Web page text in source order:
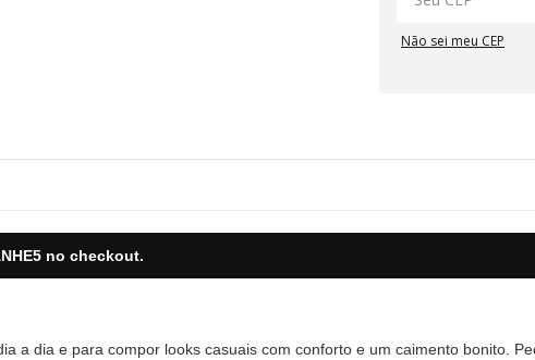
Não sei meu CEP
no checkout.
a dia e para compor looks casuais com conforto e um caimento bonito.